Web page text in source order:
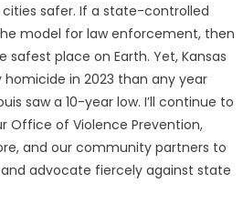
市
长
坚
决
反
对
州
政
safer. If a state-controlled
model for law enforcement, then
safest place on Earth. Yet, Kansas
in 2023 than any year
saw a 10-year low. I’ll continue to
Office of Violence Prevention,
and our community partners to
advocate fiercely against state